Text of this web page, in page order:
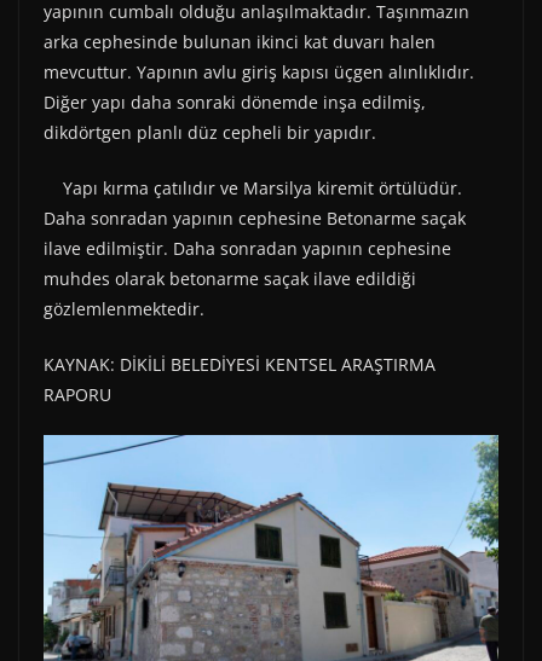
yapının cumbalı olduğu anlaşılmaktadır. Taşınmazın
arka cephesinde bulunan ikinci kat duvarı halen
mevcuttur. Yapının avlu giriş kapısı üçgen alınlıklıdır.
Diğer yapı daha sonraki dönemde inşa edilmiş,
dikdörtgen planlı düz cepheli bir yapıdır.
Yapı kırma çatılıdır ve Marsilya kiremit örtülüdür.
Daha sonradan yapının cephesine Betonarme saçak
ilave edilmiştir. Daha sonradan yapının cephesine
muhdes olarak betonarme saçak ilave edildiği
gözlemlenmektedir.
KAYNAK: DİKİLİ BELEDİYESİ KENTSEL ARAŞTIRMA
RAPORU